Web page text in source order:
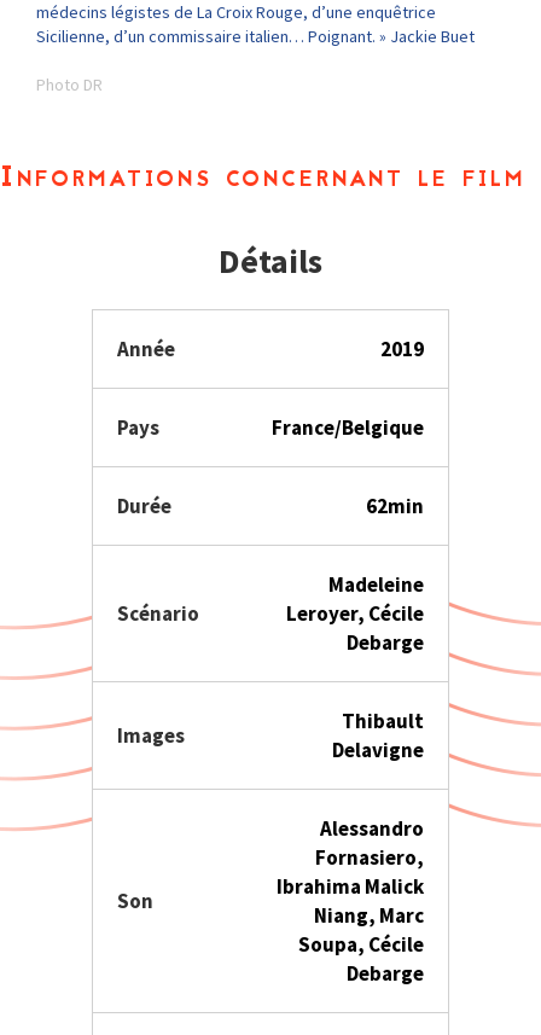
médecins légistes de La Croix Rouge, d’une enquêtrice
Sicilienne, d’un commissaire italien… Poignant. » Jackie Buet
Photo DR
Informations concernant le film
Détails
Année 2019
Pays France/Belgique
Durée 62min
Scénario
Madeleine
Leroyer, Cécile
Debarge
Images
Thibault
Delavigne
Son
Alessandro
Fornasiero,
Ibrahima Malick
Niang, Marc
Soupa, Cécile
Debarge